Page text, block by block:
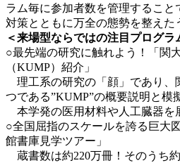
ラム毎に参加者数を管理するこ
対策とともに万全の態勢を整えた
＜来場型ならではの注目プログラ
○最先端の研究に触れよう！「関
（KUMP）紹介」
理工系の研究の「顔」であり、
つである”KUMP”の概要説明と模
本学発の医用材料や人工臓器を
○全国屈指のスケールを誇る巨大
館書庫見学ツアー」
蔵書数は約220万冊！そのうち